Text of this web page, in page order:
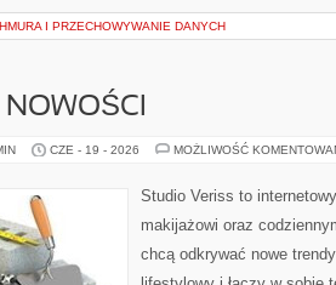
I PRZECHOWYWANIE DANYCH
NOWOŚCI
CZE - 19 - 2026 MOŻLIWOŚĆ
Studio Veriss to
makijażowi oraz
chcą odkrywać nowe